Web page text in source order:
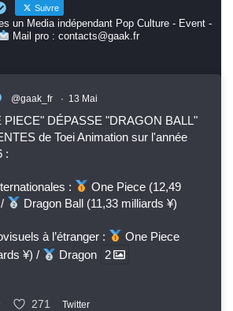
Suivre
un Media indépendant Pop Culture - Event -
Mail pro : contacts@gaak.fr
@gaak_fr · 13 Mai
PIECE" DÉPASSE "DRAGON BALL"
de Toei Animation sur l'année
:
:
One Piece (12,49
Dragon Ball (11,33 milliards ¥)
à l’étranger :
One Piece
¥) /
Dragon 2
271 Twitter